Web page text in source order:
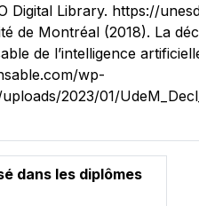
Digital Library. https://
de Montréal (2018). La
de l’intelligence
wp-
2023/01/
dans les diplômes